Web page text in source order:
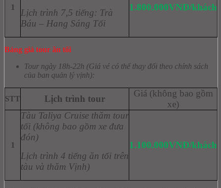
1
Lịch trình 7,5 tiếng: Trà
Báu – Hang Sáng Tối
1.800.000VNĐ/khách
Bảng giá tour ăn tối
Tour ngày 18h-22h (Giá vé có thể thay đổi theo chính sách
của ban quản lý vịnh):
STT Lịch trình tour
Giá (không bao gồm
xe)
1
Tàu Taliya Cruise thăm tour
tối (không bao gồm xe đưa
đón)
Lịch trình 4 tiếng ăn tối trên
tàu và thăm Vịnh)
1.100.000VNĐ/khách